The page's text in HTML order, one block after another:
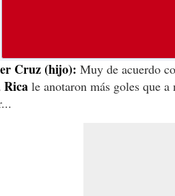
Cruz (hijo): Muy de acuerdo
Rica le anotaron más goles que